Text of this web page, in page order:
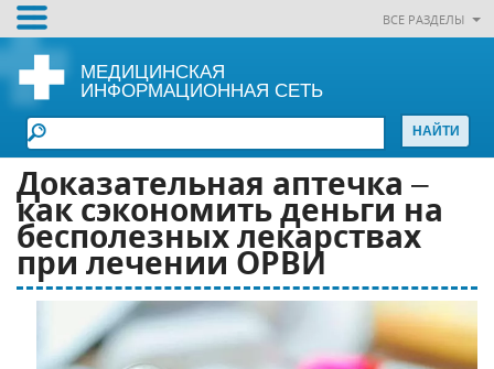
ВСЕ РАЗДЕЛЫ
МЕДИЦИНСКАЯ
ИНФОРМАЦИОННАЯ СЕТЬ
Доказательная аптечка –
как сэкономить деньги на
бесполезных лекарствах
при лечении ОРВИ